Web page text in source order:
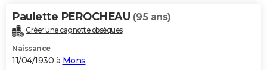
Paulette PEROCHEAU (95 ans)
Créer une cagnotte obsèques
Naissance
11/04/1930 à Mons